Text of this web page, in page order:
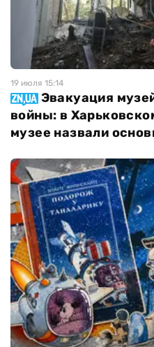
19 июля 15:14
Эвакуация
войны: в
музее назвали